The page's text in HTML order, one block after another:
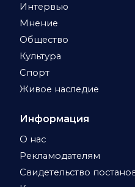
Интервью
Мнение
Общество
Культура
Спорт
Живое наследие
Информация
О нас
Рекламодателям
Свидетельство